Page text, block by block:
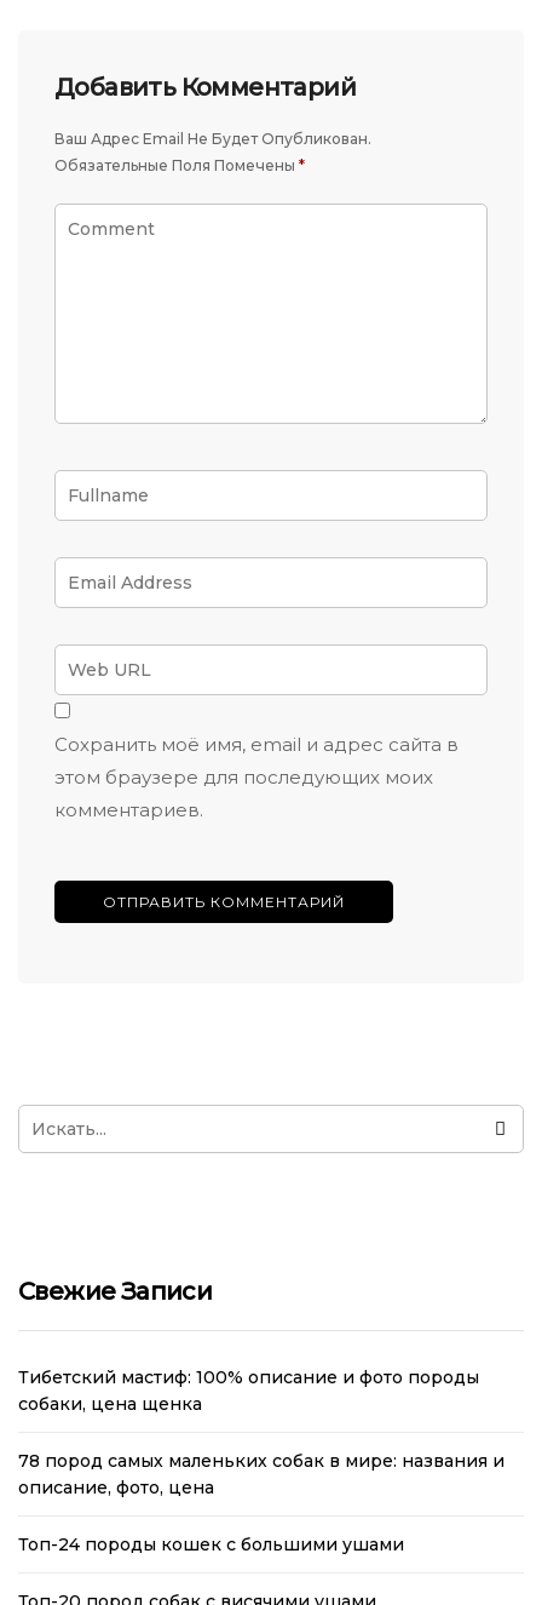
Добавить Комментарий
Ваш Адрес Email Не Будет Опубликован.
Обязательные Поля Помечены *
Сохранить моё имя, email и адрес сайта в
этом браузере для последующих моих
комментариев.
Свежие Записи
Тибетский мастиф: 100% описание и фото породы
собаки, цена щенка
78 пород самых маленьких собак в мире: названия и
описание, фото, цена
Топ-24 породы кошек с большими ушами